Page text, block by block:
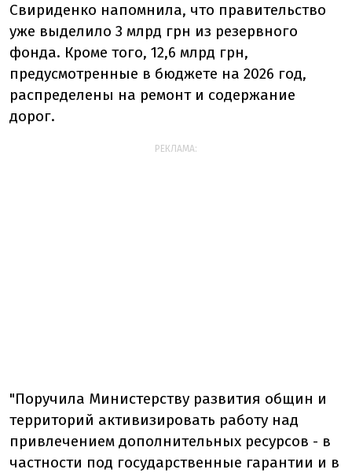
Свириденко напомнила, что правительство
уже выделило 3 млрд грн из резервного
фонда. Кроме того, 12,6 млрд грн,
предусмотренные в бюджете на 2026 год,
распределены на ремонт и содержание
дорог.
РЕКЛАМА:
"Поручила Министерству развития общин и
территорий активизировать работу над
привлечением дополнительных ресурсов - в
частности под государственные гарантии и в